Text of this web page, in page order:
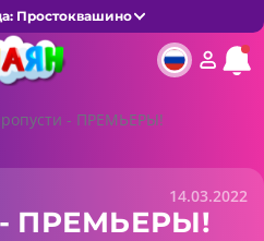
Простоквашино
- ПРЕМЬЕРЫ!
14.03.2022
- ПРЕМЬЕРЫ!